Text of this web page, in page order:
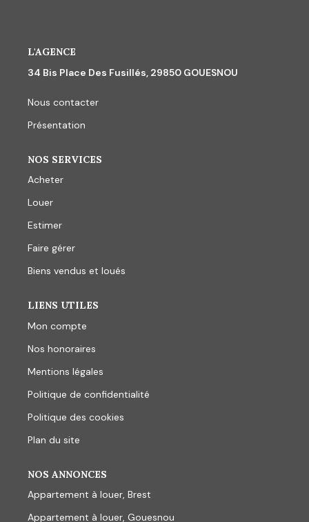
L'AGENCE
34 Bis Place Des Fusillés, 29850 GOUESNOU
Nous contacter
Présentation
NOS SERVICES
Acheter
Louer
Estimer
Faire gérer
Biens vendus et loués
LIENS UTILES
Mon compte
Nos honoraires
Mentions légales
Politique de confidentialité
Politique des cookies
Plan du site
NOS ANNONCES
Appartement à louer, Brest
Appartement à louer, Gouesnou